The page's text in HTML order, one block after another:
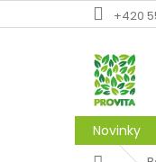
na
+420
Novinky